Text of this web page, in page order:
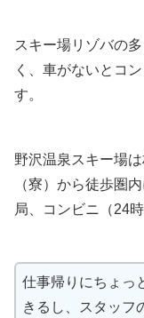
スキー場リゾバの
く、車がないとコ
す。
野沢温泉スキー場
（寮）から徒歩圏
局、コンビニ（24
仕事帰りにちょっ
きるし、スタッフ